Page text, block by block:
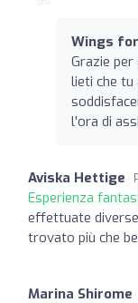
Wings
Grazie
lieti che tu
l'ora di
Aviska Hettige
Esperienza
effettuate
trovato più che
Marina Shirome